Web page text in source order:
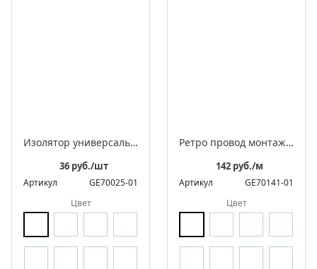
Изолятор универсальный фарфоровый для 2-3 жильного провода
36 руб./шт
Артикул
GE70025-01
Цвет
Ретро провод монтажный витой в оплетке из полиэфирной нити, серия "МезонинЪ"
142 руб./м
Артикул
GE70141-01
Цвет